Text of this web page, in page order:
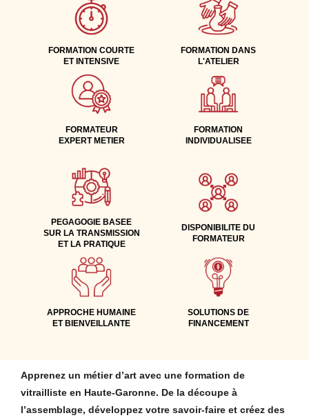
FORMATION COURTE
ET INTENSIVE
FORMATION DANS
L'ATELIER
FORMATEUR
EXPERT METIER
FORMATION
INDIVIDUALISEE
PEGAGOGIE BASEE
SUR LA TRANSMISSION
ET LA PRATIQUE
DISPONIBILITE DU
FORMATEUR
APPROCHE HUMAINE
ET BIENVEILLANTE
SOLUTIONS DE
FINANCEMENT
Apprenez un métier d’art avec une formation de
vitrailliste en Haute-Garonne. De la découpe à
l’assemblage, développez votre savoir-faire et créez des